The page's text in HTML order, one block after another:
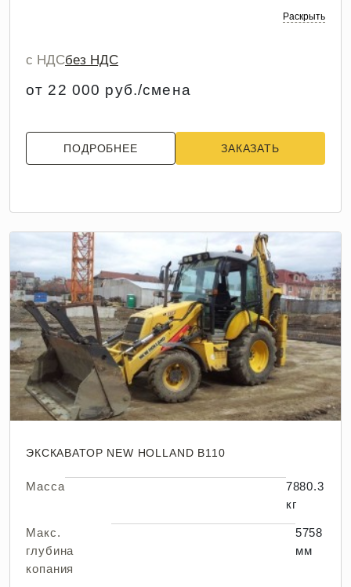
Раскрыть
с НДСбез НДС
от 22 000 руб./смена
ПОДРОБНЕЕ ЗАКАЗАТЬ
ЭКСКАВАТОР NEW HOLLAND B110
Масса
7880.3
кг
Макс.
глубина
копания
5758
мм